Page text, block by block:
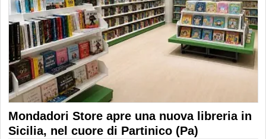
Mondadori Store apre una nuova libreria in
Sicilia, nel cuore di Partinico (Pa)